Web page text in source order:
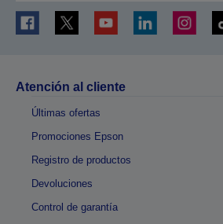
Atención al cliente
Últimas ofertas
Promociones Epson
Registro de productos
Devoluciones
Control de garantía